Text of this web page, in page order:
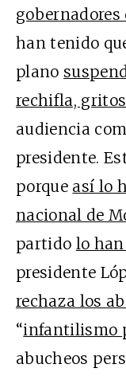
han tenido
plano
rechifla,
audiencia
presidente.
porque así lo
nacional de
partido lo
presidente
rechaza los
“infantilismo
abucheos